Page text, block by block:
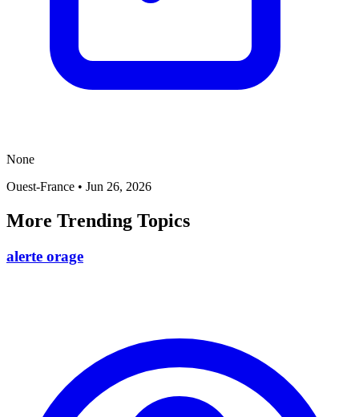
None
Ouest-France • Jun 26, 2026
More Trending Topics
alerte orage